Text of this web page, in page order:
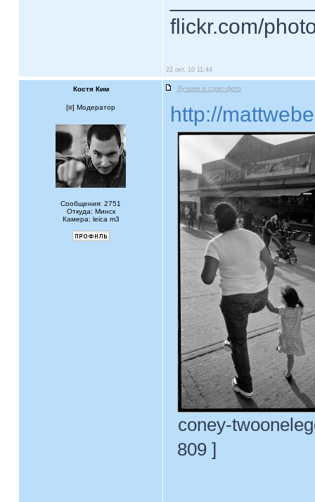
flickr.com/
22 окт, 10 11:44
Костя Ким Лучшее в стрит-фото
[ ] Модератор
Сообщения: 2751
Откуда: Минск
Камера: leica m3
http://
coney-
809 ]